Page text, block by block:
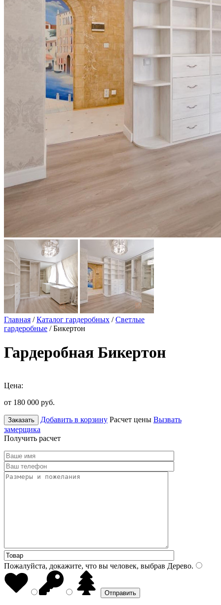
Главная /Каталог гардеробных /Светлые
гардеробные / Бикертон
Гардеробная Бикертон
Цена:
от 180 000 руб.
Заказать Добавить в корзину Расчет цены Вызвать
замерщика
Получить расчет
Пожалуйста, докажите, что вы человек, выбрав Дерево.